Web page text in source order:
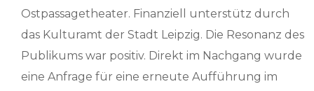
Ostpassagetheater. Finanziell unterstütz durch
das Kulturamt der Stadt Leipzig. Die Resonanz des
Publikums war positiv. Direkt im Nachgang wurde
eine Anfrage für eine erneute Aufführung im